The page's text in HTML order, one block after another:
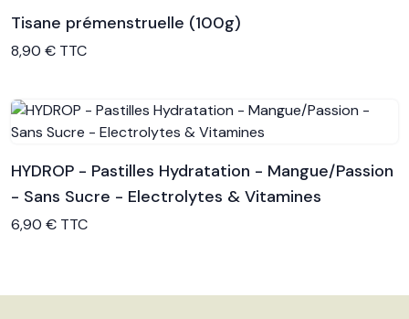
Voir le produit
Tisane prémenstruelle (100g)
8,90 € TTC
Voir le produit
HYDROP - Pastilles Hydratation - Mangue/Passion
- Sans Sucre - Electrolytes & Vitamines
6,90 € TTC